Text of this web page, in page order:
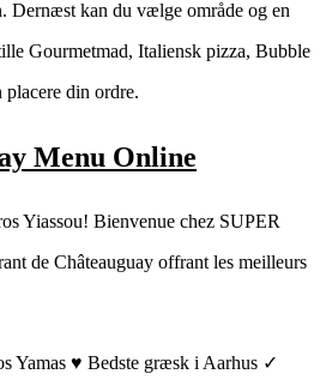
Dernæst kan du vælge område og en
Gourmetmad, Italiensk pizza, Bubble
placere din ordre.
Menu Online
Yiassou! Bienvenue chez SUPER
de Châteauguay offrant les meilleurs
Yamas ♥ Bedste græsk i Aarhus ✓